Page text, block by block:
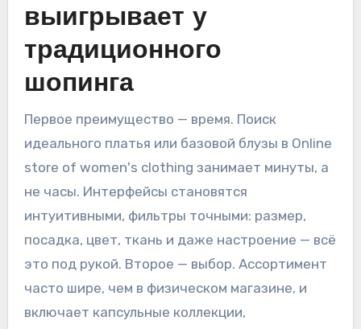
выигрывает у
традиционного
шопинга
Первое преимущество — время. Поиск
идеального платья или базовой блузы в Online
store of women's clothing занимает минуты, а
не часы. Интерфейсы становятся
интуитивными, фильтры точными: размер,
посадка, цвет, ткань и даже настроение — всё
это под рукой. Второе — выбор. Ассортимент
часто шире, чем в физическом магазине, и
включает капсульные коллекции,